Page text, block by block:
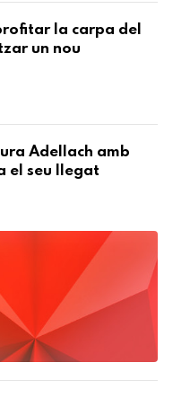
la carpa del
un nou
Adellach amb
el seu llegat